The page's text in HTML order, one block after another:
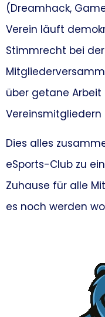
(Dreamhack,
Verein läuft
Stimmrecht bei
über getane
Dies alles
eSports-Club zu
Zuhause für alle
es noch werden